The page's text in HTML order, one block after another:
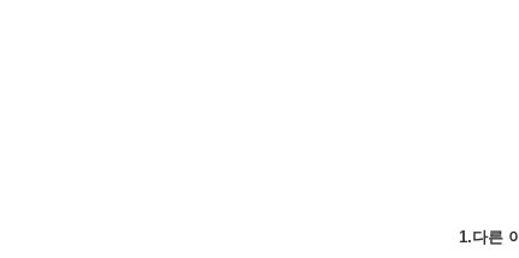
1.다른